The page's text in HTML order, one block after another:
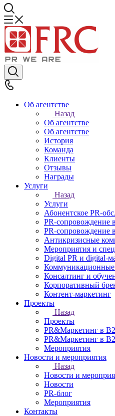
Об агентстве
Назад
Об агентстве
Об агентстве
История
Команда
Клиенты
Отзывы
Награды
Услуги
Назад
Услуги
Абонентское PR-
PR-сопровождение
PR-сопровождение
Антикризисные
Мероприятия и
Digital PR и digital-
Коммуникационные
Консалтинг и
Корпоративный
Контент-маркетинг
Проекты
Назад
Проекты
PR&Маркетинг в
PR&Маркетинг в
Мероприятия
Новости и мероприятия
Назад
Новости и
Новости
PR-блог
Мероприятия
Контакты